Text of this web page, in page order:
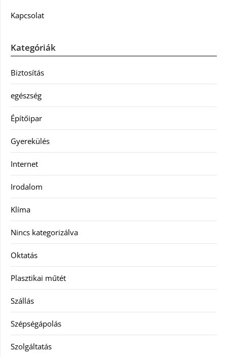
Kapcsolat
Kategóriák
Biztosítás
egészség
Építőipar
Gyerekülés
Internet
Irodalom
Klíma
Nincs kategorizálva
Oktatás
Plasztikai műtét
Szállás
Szépségápolás
Szolgáltatás